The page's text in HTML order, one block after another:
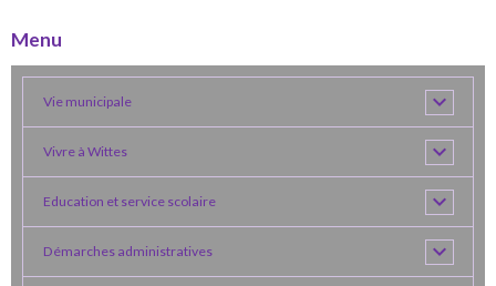
Menu
Vie municipale
Vivre à Wittes
Education et service scolaire
Démarches administratives